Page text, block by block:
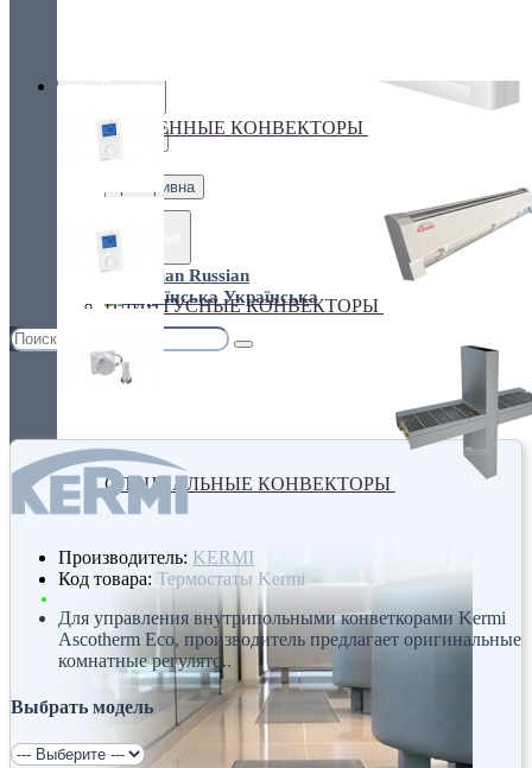
€ Euro
грн. Гривна
Russian
Українська
НАСТЕННЫЕ КОНВЕКТОРЫ
ПЛИНТУСНЫЕ КОНВЕКТОРЫ
СПЕЦИАЛЬНЫЕ КОНВЕКТОРЫ
Производитель: KERMI
Код товара: Термостаты Kermi
Для управления внутрипольными конветкорами Kermi
Ascotherm Eco, производитель предлагает оригинальные
комнатные регулято..
Выбрать модель